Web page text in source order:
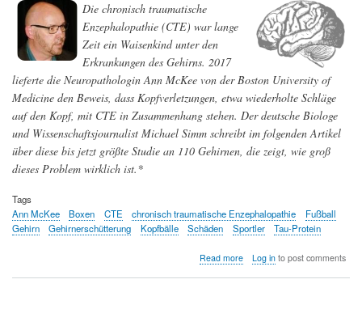
Die chronisch traumatische
Enzephalopathie (CTE) war lange
Zeit ein Waisenkind unter den
Erkrankungen des Gehirns. 2017
lieferte die Neuropathologin Ann McKee von der Boston University of
Medicine den Beweis, dass Kopfverletzungen, etwa wiederholte Schläge
auf den Kopf, mit CTE in Zusammenhang stehen. Der deutsche Biologe
und Wissenschaftsjournalist Michael Simm schreibt im folgenden Artikel
über diese bis jetzt größte Studie an 110 Gehirnen, die zeigt, wie groß
dieses Problem wirklich ist.*
Tags
Ann McKee
Boxen CTE chronisch traumatische Enzephalopathie
Fußball
Gehirn
Gehirnerschütterung Kopfbälle Schäden Sportler Tau-Protein
Read moreabout
Log into post comments